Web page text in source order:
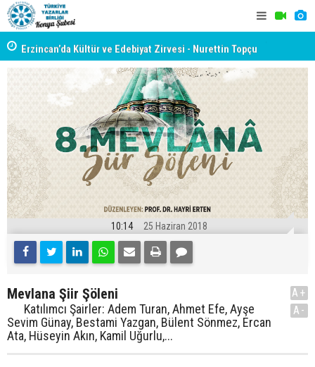
Erzincan’da Kültür ve Edebiyat Zirvesi - Nurettin Topçu
Sokağı Açılışı
10:14 25 Haziran 2018
Mevlana Şiir Şöleni
Katılımcı Şairler: Adem Turan, Ahmet Efe, Ayşe
Sevim Günay, Bestami Yazgan, Bülent Sönmez, Ercan
Ata, Hüseyin Akın, Kamil Uğurlu,...
A+
A-